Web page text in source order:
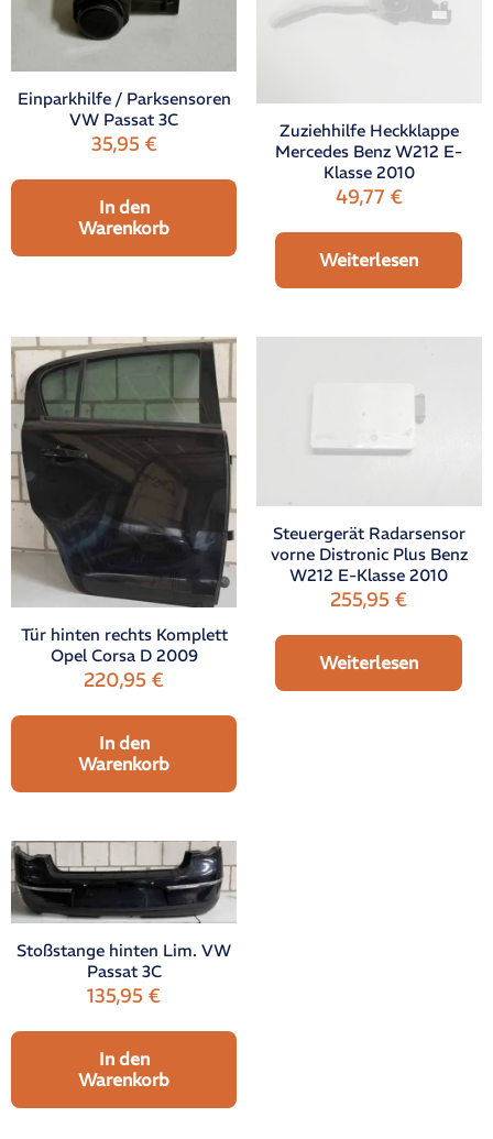
Einparkhilfe / Parksensoren
VW Passat 3C
35,95 €
In den
Warenkorb
Zuziehhilfe Heckklappe
Mercedes Benz W212 E-
Klasse 2010
49,77 €
Weiterlesen
Tür hinten rechts Komplett
Opel Corsa D 2009
220,95€
In den
Warenkorb
Steuergerät Radarsensor
vorne Distronic Plus Benz
W212 E-Klasse 2010
255,95€
Weiterlesen
Stoßstange hinten Lim. VW
Passat 3C
135,95€
In den
Warenkorb